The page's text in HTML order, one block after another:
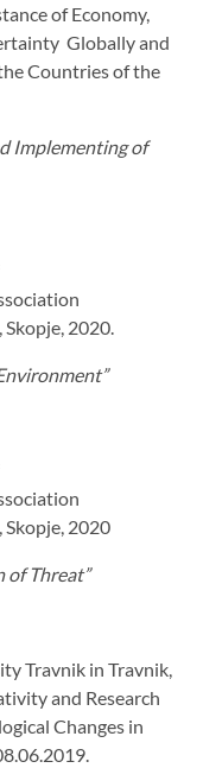
of Economy,
Globally and
Countries of the
Implementing of
2020.
”
Skopje, 2020
of Threat”
Travnik in Travnik,
and Research
Changes in